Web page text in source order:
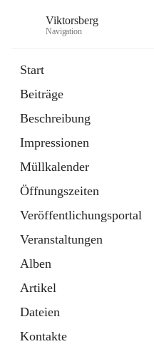
Viktorsberg
Navigation
Start
Beiträge
Beschreibung
Impressionen
Müllkalender
Öffnungszeiten
Veröffentlichungsportal
Veranstaltungen
Alben
Artikel
Dateien
Kontakte
1 Schnellzugriff
Bürgerservice
10 Schnellzugriffe